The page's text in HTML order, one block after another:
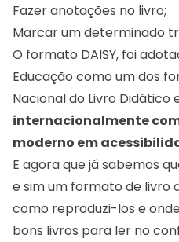
Fazer anotações no livro;
Marcar um determinado
O formato DAISY, foi
Educação como um dos
Nacional do Livro Didático
internacionalmente
moderno em
E agora que já sabemos
e sim um formato de livro
como reproduzi-los e
bons livros para ler no